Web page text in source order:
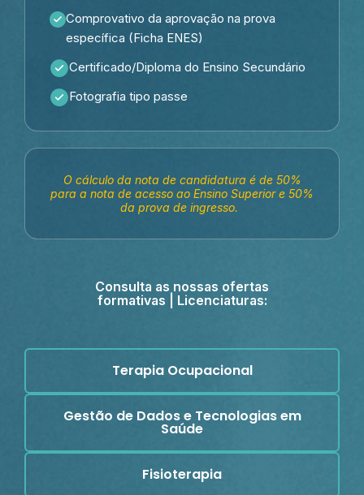
Comprovativo da aprovação na prova
específica (Ficha ENES)
Certificado/Diploma do Ensino Secundário
Fotografia tipo passe
O cálculo da nota de candidatura é de 50%
para a nota de acesso ao Ensino Superior e 50%
da prova de ingresso.
Consulta as nossas ofertas
formativas | Licenciaturas:
Terapia Ocupacional
Gestão de Dados e Tecnologias em
Saúde
Fisioterapia